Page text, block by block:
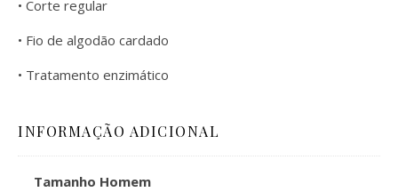
• Corte regular
• Fio de algodão cardado
• Tratamento enzimático
INFORMAÇÃO ADICIONAL
Tamanho Homem